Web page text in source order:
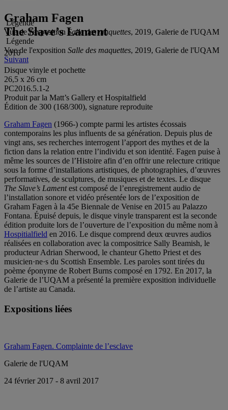
Légende
Vue de l'exposition Salle des maquettes, 2019, Galerie de l'UQAM
Légende
Vue de l'exposition Salle des maquettes, 2019, Galerie de l'UQAM
Suivant
Graham Fagen
The Slave’s Lament
2016
Disque vinyle et pochette
26,5 x 26 cm
PC2016.5.1-2
Produit par la Matt’s Gallery et Hospitalfield
Édition de 300 (168/300), signature reproduite
Graham Fagen (1966-) compte parmi les artistes écossais
contemporains les plus influents de sa génération. Depuis plus de
vingt ans, ses recherches interrogent l’apport des mythes et de la
fiction dans la relation entre l’individu et son identité. Fagen puise à
même les sources de l’Histoire afin d’en offrir une relecture critique
sous la forme d’installations artistiques, de photographies, d’œuvres
performatives, de sculptures, de musiques et de textes. Le disque
The Slave’s Lamentest composé de l’enregistrement audio de
l’installation sonore et vidéo présentée lors de l’exposition de
Graham Fagen à la 45e Biennale de Venise en 2015 au Palazzo
Fontana. Épuisé depuis, le disque vinyle transparent est la seconde
édition produite lors de l’ouverture de l’exposition du même nom à
Hospitialfield en 2016. Le disque comprend deux œuvres audios
réalisées en collaboration avec la compositrice Sally Beamish, le
producteur Adrian Sherwood, le chanteur Ghetto Priest et des
musicien·ne·s du Scottish Ensemble. Les paroles sont tirées du
poème éponyme de Robert Burns composé en 1792. En 2017, la
Galerie de l’UQAM a présenté la première exposition individuelle
de l’artiste au Canada.
Expositions liées
Graham Fagen. Complainte de l’esclave
Galerie de l'UQAM
24 février 2017 - 8 avril 2017